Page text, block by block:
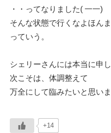
・・ってなりました( 一一)
そんな状態で行くなよほんま
っていう。
シェリーさんには本当に申
次こそは、体調整えて
万全にして臨みたいと思いま
+14